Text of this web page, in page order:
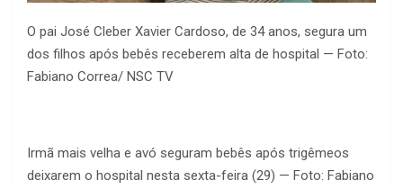
O pai José Cleber Xavier Cardoso, de 34 anos, segura um
dos filhos após bebês receberem alta de hospital — Foto:
Fabiano Correa/ NSC TV
Irmã mais velha e avó seguram bebês após trigêmeos
deixarem o hospital nesta sexta-feira (29) — Foto: Fabiano